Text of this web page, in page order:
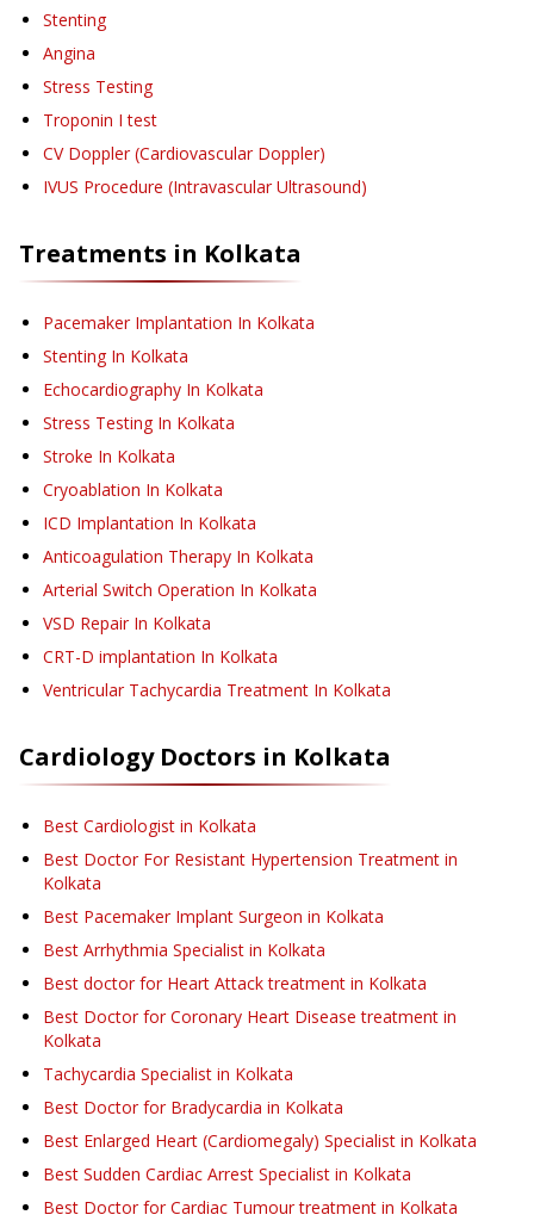
Stenting
Angina
Stress Testing
Troponin I test
CV Doppler (Cardiovascular Doppler)
IVUS Procedure (Intravascular Ultrasound)
Treatments in Kolkata
Pacemaker Implantation In Kolkata
Stenting In Kolkata
Echocardiography In Kolkata
Stress Testing In Kolkata
Stroke In Kolkata
Cryoablation In Kolkata
ICD Implantation In Kolkata
Anticoagulation Therapy In Kolkata
Arterial Switch Operation In Kolkata
VSD Repair In Kolkata
CRT-D implantation In Kolkata
Ventricular Tachycardia Treatment In Kolkata
CardiologyDoctors in Kolkata
Best Cardiologist in Kolkata
Best Doctor For Resistant Hypertension Treatment in
Kolkata
Best Pacemaker Implant Surgeon in Kolkata
Best Arrhythmia Specialist in Kolkata
Best doctor for Heart Attack treatment in Kolkata
Best Doctor for Coronary Heart Disease treatment in
Kolkata
Tachycardia Specialist in Kolkata
Best Doctor for Bradycardia in Kolkata
Best Enlarged Heart (Cardiomegaly) Specialist in Kolkata
Best Sudden Cardiac Arrest Specialist in Kolkata
Best Doctor for Cardiac Tumour treatment in Kolkata